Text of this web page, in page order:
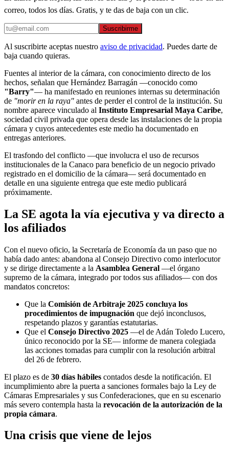
correo, todos los días. Gratis, y te das de baja con un clic.
Suscribirme
Al suscribirte aceptas nuestro aviso de privacidad. Puedes darte de
baja cuando quieras.
Fuentes al interior de la cámara, con conocimiento directo de los
hechos, señalan que Hernández Barragán —conocido como
"Barry"— ha manifestado en reuniones internas su determinación
de "morir en la raya" antes de perder el control de la institución. Su
nombre aparece vinculado al Instituto Empresarial Maya Caribe,
sociedad civil privada que opera desde las instalaciones de la propia
cámara y cuyos antecedentes este medio ha documentado en
entregas anteriores.
El trasfondo del conflicto —que involucra el uso de recursos
institucionales de la Canaco para beneficio de un negocio privado
registrado en el domicilio de la cámara— será documentado en
detalle en una siguiente entrega que este medio publicará
próximamente.
La SE agota la vía ejecutiva y va directo a
los afiliados
Con el nuevo oficio, la Secretaría de Economía da un paso que no
había dado antes: abandona al Consejo Directivo como interlocutor
y se dirige directamente a la Asamblea General —el órgano
supremo de la cámara, integrado por todos sus afiliados— con dos
mandatos concretos:
Que la Comisión de Arbitraje 2025 concluya los
procedimientos de impugnación que dejó inconclusos,
respetando plazos y garantías estatutarias.
Que el Consejo Directivo 2025 —el de Adán Toledo Lucero,
único reconocido por la SE— informe de manera colegiada
las acciones tomadas para cumplir con la resolución arbitral
del 26 de febrero.
El plazo es de 30 días hábiles contados desde la notificación. El
incumplimiento abre la puerta a sanciones formales bajo la Ley de
Cámaras Empresariales y sus Confederaciones, que en su escenario
más severo contempla hasta la revocación de la autorización de la
propia cámara.
Una crisis que viene de lejos